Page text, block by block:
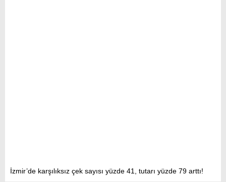
İzmir’de karşılıksız çek sayısı yüzde 41, tutarı yüzde 79 arttı!